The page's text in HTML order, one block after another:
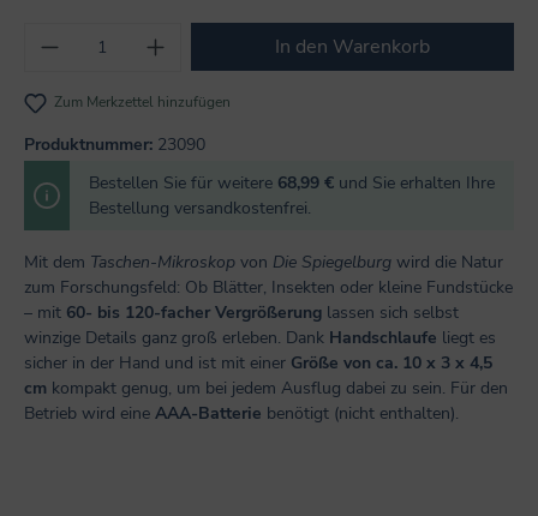
Produkt Anzahl: Gib den gewünschten
In den Warenkorb
Zum Merkzettel hinzufügen
Produktnummer: 23090
Bestellen Sie für weitere 68,99 € und Sie erhalten Ihre
Bestellung versandkostenfrei.
Mit dem Taschen-Mikroskop von Die Spiegelburg wird die Natur
zum Forschungsfeld: Ob Blätter, Insekten oder kleine Fundstücke
– mit 60- bis 120-facher Vergrößerung lassen sich selbst
winzige Details ganz groß erleben. Dank Handschlaufe liegt es
sicher in der Hand und ist mit einer Größe von ca. 10 x 3 x 4,5
cm kompakt genug, um bei jedem Ausflug dabei zu sein. Für den
Betrieb wird eine AAA-Batterie benötigt (nicht enthalten).